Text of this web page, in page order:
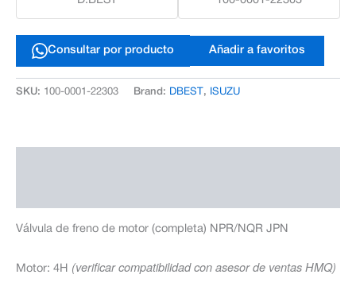
Consultar por producto Añadir a favoritos
SKU: 100-0001-22303 Brand: DBEST , ISUZU
Válvula de freno de motor (completa) NPR/NQR JPN
Motor: 4H (verificar compatibilidad con asesor de ventas HMQ)